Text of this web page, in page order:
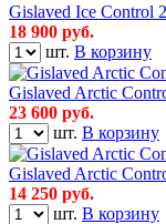
Gislaved Ice Control
18 900 руб.
шт. В корзину
Gislaved Arctic
23 600 руб.
шт. В корзину
Gislaved Arctic
14 250 руб.
шт. В корзину